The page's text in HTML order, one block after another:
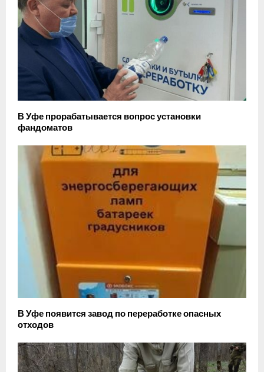
В Уфе прорабатывается вопрос установки
фандоматов
В Уфе появится завод по переработке опасных
отходов